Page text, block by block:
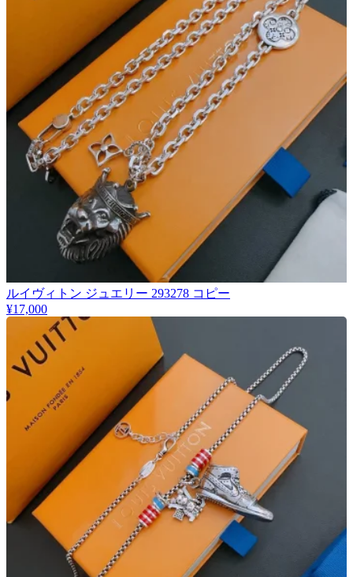
ルイヴィトン ジュエリー 293278 コピー
¥17,000